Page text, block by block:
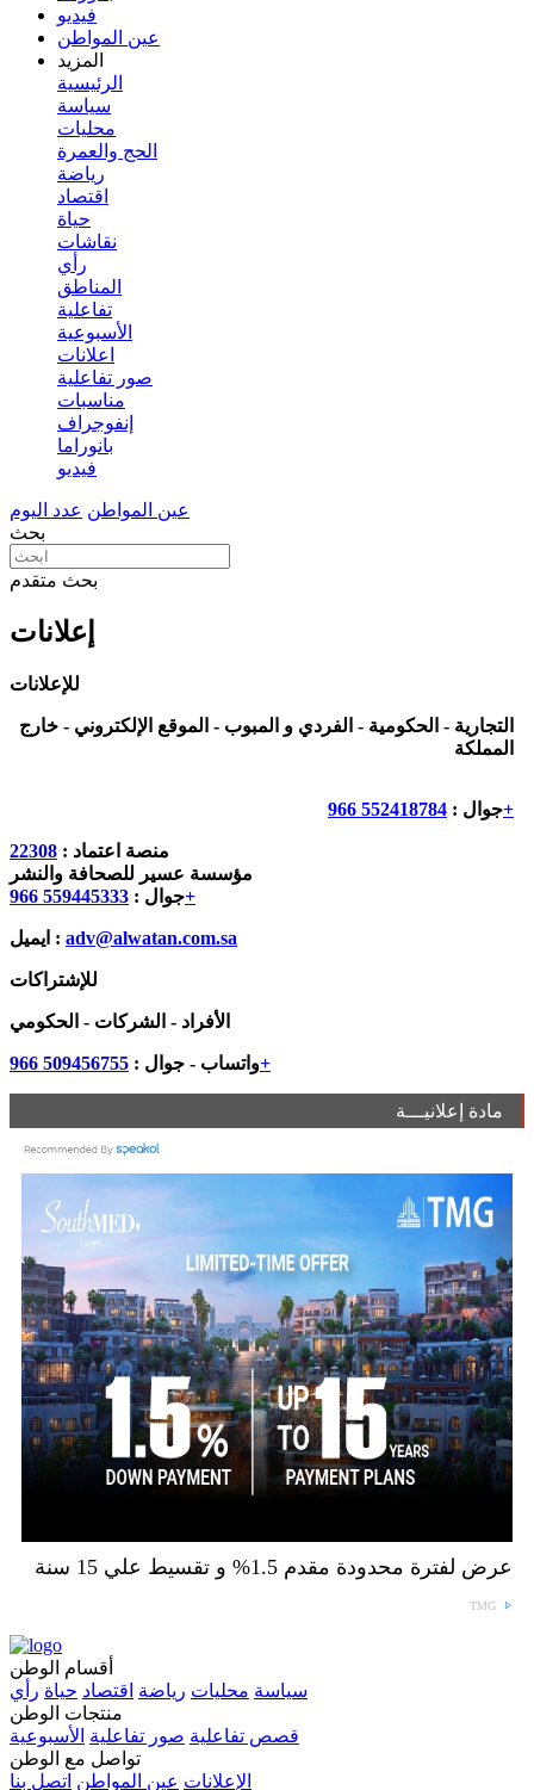
فيديو
عين المواطن
المزيد
الرئيسية
سياسة
محليات
الحج والعمرة
رياضة
اقتصاد
حياة
نقاشات
رأي
المناطق
تفاعلية
الأسبوعية
اعلانات
صور تفاعلية
مناسبات
إنفوجراف
بانوراما
فيديو
عين المواطن عدد اليوم
بحث
بحث متقدم
إعلانات
للإعلانات
التجارية - الحكومية - الفردي و المبوب - الموقع الإلكتروني - خارج
المملكة
جوال :552418784 966+
منصة اعتماد : 22308
مؤسسة عسير للصحافة والنشر
جوال :559445333 966+
ايميل : adv@alwatan.com.sa
للإشتراكات
الأفراد - الشركات - الحكومي
واتساب - جوال :509456755 966+
مادة إعلانيـــة
عرض لفترة محدودة مقدم 1.5% و تقسيط علي 15 سنة
TMG
أقسام الوطن
سياسة محليات رياضة اقتصاد حياة رأي
منتجات الوطن
قصص تفاعلية صور تفاعلية الأسبوعية
تواصل مع الوطن
الإعلانات عين المواطن اتصل بنا